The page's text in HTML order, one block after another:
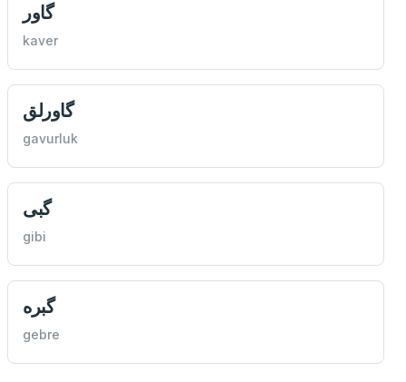
گاور
kaver
گاورلق
gavurluk
گبی
gibi
گبره
gebre